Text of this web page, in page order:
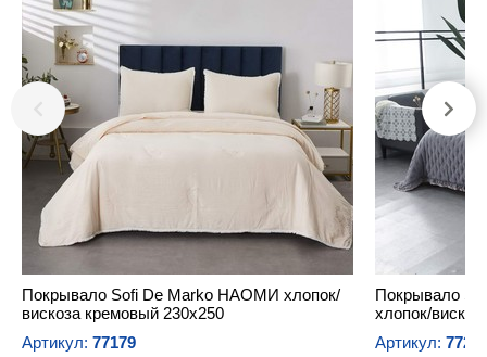
Покрывало Sofi De Marko НАОМИ хлопок/
вискоза кремовый 230х250
Артикул: 77179
Покрывало
хлопок/
Артикул: